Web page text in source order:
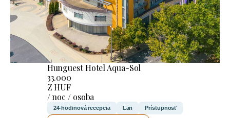
Hunguest Hotel Aqua-Sol
33.000
Z HUF
/ noc / osoba
24-hodinová recepcia Ľan Prístupnosť